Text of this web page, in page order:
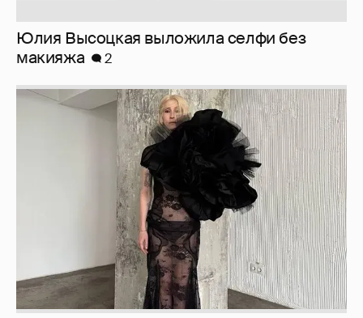
Юлия Высоцкая выложила селфи без
макияжа
2